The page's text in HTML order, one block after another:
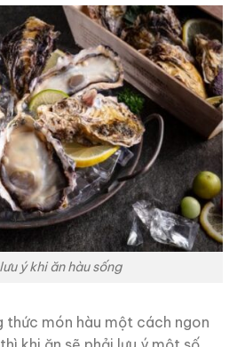
ý khi ăn hàu sống
món hàu một cách ngon